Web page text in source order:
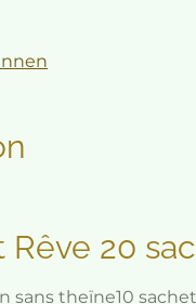
20
sans theïne10